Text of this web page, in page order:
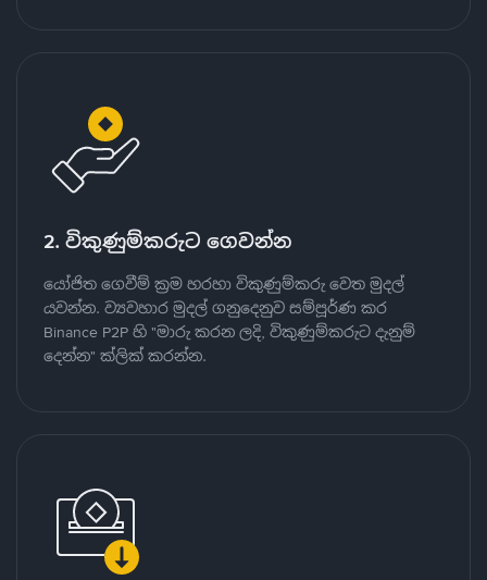
2. විකුණුම්කරුට ගෙවන්න
යෝජිත ගෙවීම් ක්‍රම හරහා විකුණුම්කරු වෙත මුදල්
යවන්න. ව්‍යවහාර මුදල් ගනුදෙනුව සම්පූර්ණ කර
Binance P2P හි "මාරු කරන ලදි, විකුණුම්කරුට දැනුම්
දෙන්න" ක්ලික් කරන්න.